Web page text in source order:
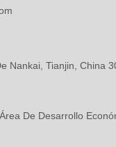
Nankai, Tianjin, China
De Desarrollo